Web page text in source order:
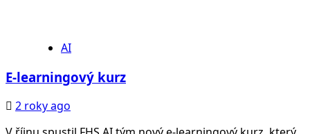
AI
E-learningový kurz
2 roky ago